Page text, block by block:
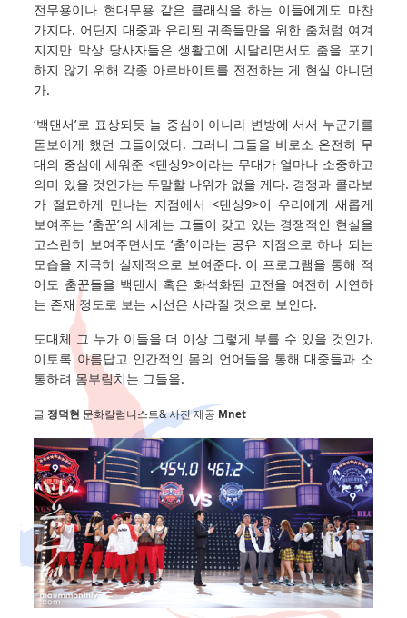
전무용이나 현대무용 같은 클래식을 하는 이들에게도 마찬
가지다. 어딘지 대중과 유리된 귀족들만을 위한 춤처럼 여겨
지지만 막상 당사자들은 생활고에 시달리면서도 춤을 포기
하지 않기 위해 각종 아르바이트를 전전하는 게 현실 아니던
가.
‘백댄서’로 표상되듯 늘 중심이 아니라 변방에 서서 누군가를
돋보이게 했던 그들이었다. 그러니 그들을 비로소 온전히 무
대의 중심에 세워준 <댄싱9>이라는 무대가 얼마나 소중하고
의미 있을 것인가는 두말할 나위가 없을 게다. 경쟁과 콜라보
가 절묘하게 만나는 지점에서 <댄싱9>이 우리에게 새롭게
보여주는 ‘춤꾼’의 세계는 그들이 갖고 있는 경쟁적인 현실을
고스란히 보여주면서도 ‘춤’이라는 공유 지점으로 하나 되는
모습을 지극히 실제적으로 보여준다. 이 프로그램을 통해 적
어도 춤꾼들을 백댄서 혹은 화석화된 고전을 여전히 시연하
는 존재 정도로 보는 시선은 사라질 것으로 보인다.
도대체 그 누가 이들을 더 이상 그렇게 부를 수 있을 것인가.
이토록 아름답고 인간적인 몸의 언어들을 통해 대중들과 소
통하려 몸부림치는 그들을.
글 정덕현 문화칼럼니스트& 사진 제공 Mnet